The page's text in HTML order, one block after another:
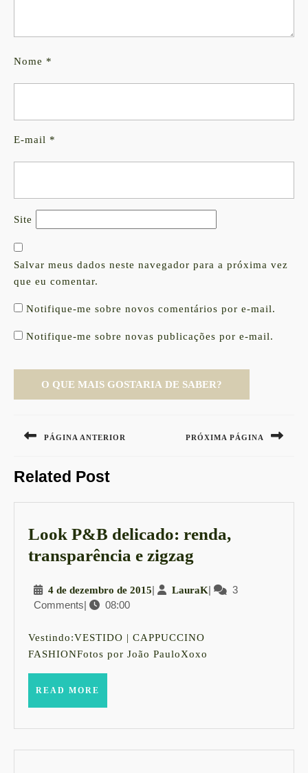
Nome *
E-mail *
Site
Salvar meus dados neste navegador para a próxima vez
que eu comentar.
Notifique-me sobre novos comentários por e-mail.
Notifique-me sobre novas publicações por e-mail.
de
PÁGINA ANTERIOR
post:
PRÓXIMA PÁGINA
Related Post
Look P&B delicado: renda,
transparência e zigzag
delicado:
transparência
e
4 de dezembro de 20154
de
2015
| LauraKLauraK
|
3
Comments| 08:00
Vestindo:VESTIDO | CAPPUCCINO
FASHIONFotos por João PauloXoxo
READ MORE